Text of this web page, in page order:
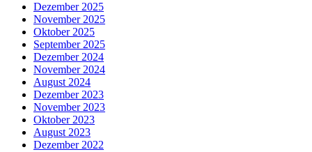
Dezember 2025
November 2025
Oktober 2025
September 2025
Dezember 2024
November 2024
August 2024
Dezember 2023
November 2023
Oktober 2023
August 2023
Dezember 2022